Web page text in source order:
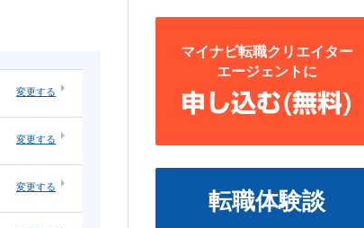
変更する
変更する
変更する
マイナビ転職クリエイター
エージェントに
申し込む(無料)
転職体験談